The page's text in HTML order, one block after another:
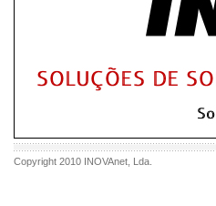
Copyright 2010 INOVAnet , Lda.